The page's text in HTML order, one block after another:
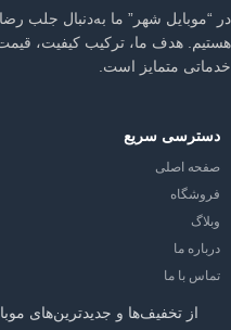
در “موبایل شهر” ما به‌دنبال جلب
هستیم. هدف ما، ترکیب کیفیت،
خدماتی متمایز است.
دسترسی سریع
صفحه اصلی
فروشگاه
وبلاگ
درباره ما
تماس با ما
از تخفیف‌ها و جدیدترین‌های